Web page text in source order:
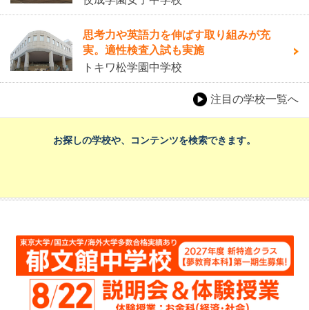
思考力や英語力を伸ばす取り組みが充
実。適性検査入試も実施
トキワ松学園中学校
注目の学校一覧へ
お探しの学校や、コンテンツを検索できます。